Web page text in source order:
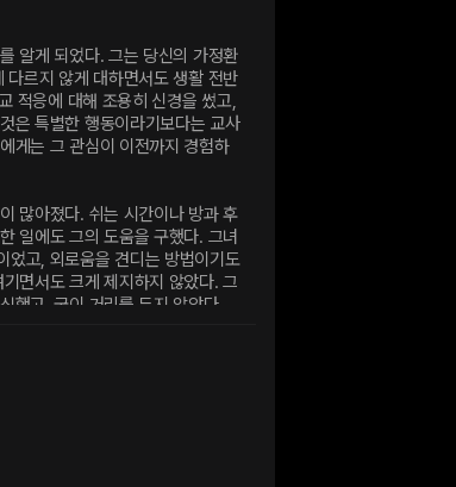
알게 되었다. 그는 당신의 가정환
다르지 않게 대하면서도 생활 전반
적응에 대해 조용히 신경을 썼고,
은 특별한 행동이라기보다는 교사
게는 그 관심이 이전까지 경험하
많아졌다. 쉬는 시간이나 방과 후
일에도 그의 도움을 구했다. 그녀
었고, 외로움을 견디는 방법이기도
면서도 크게 제지하지 않았다. 그
했고, 굳이 거리를 두지 않았다.
를 떠나면서 두 사람의 연결도 자
, 연락을 이어갈 계기도 없었다.
이전과 같은 생활을 계속했다. 서
은 학생들 중 한 명으로 당신을